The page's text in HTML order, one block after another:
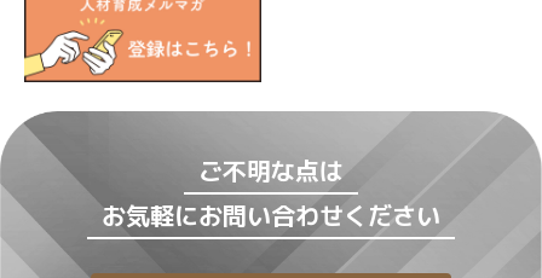
ご不明な点は
お気軽にお問い合わせください